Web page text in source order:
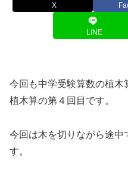
X
LINE
今回も中学受験算数の植木
植木算の第４回目です。
今回は木を切りながら途中
す。